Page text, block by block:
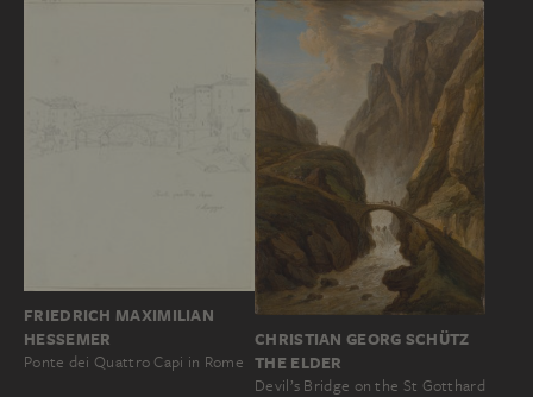
FRIEDRICH MAXIMILIAN
HESSEMER
Ponte dei Quattro Capi in Rome
CHRISTIAN GEORG SCHÜTZ
THE ELDER
Devil’s Bridge on the St Gotthard